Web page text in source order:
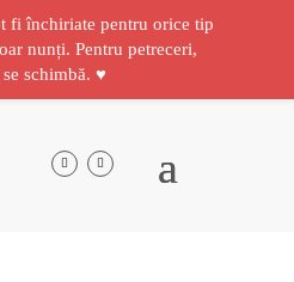
fi închiriate pentru orice tip
nunți. Pentru petreceri,
schimbă. ♥️